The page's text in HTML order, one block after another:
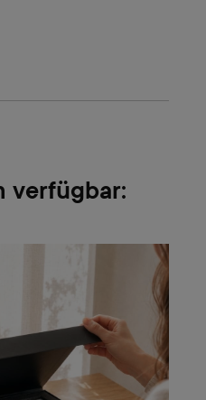
verfügbar: